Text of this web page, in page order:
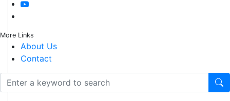
More Links
About Us
Contact